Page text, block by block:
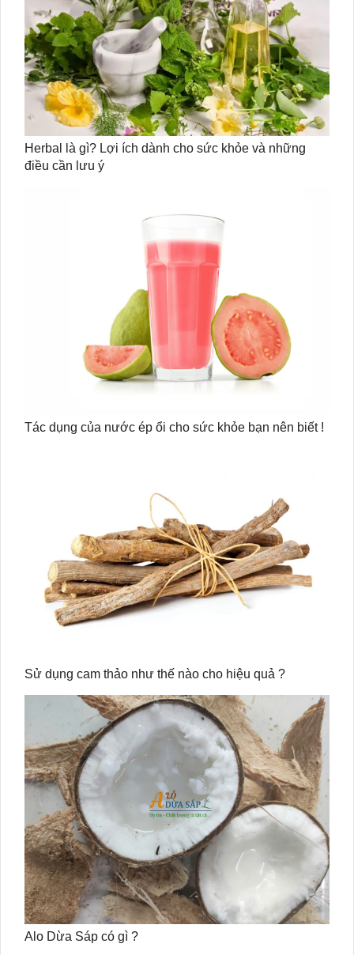
Herbal là gì? Lợi ích dành cho sức khỏe và những
điều cần lưu ý
Tác dụng của nước ép ổi cho sức khỏe bạn nên biết !
Sử dụng cam thảo như thế nào cho hiệu quả ?
Alo Dừa Sáp có gì ?